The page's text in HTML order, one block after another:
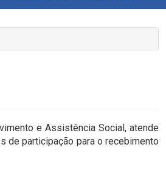
e Assistência Social, atende
de participação para o recebimento